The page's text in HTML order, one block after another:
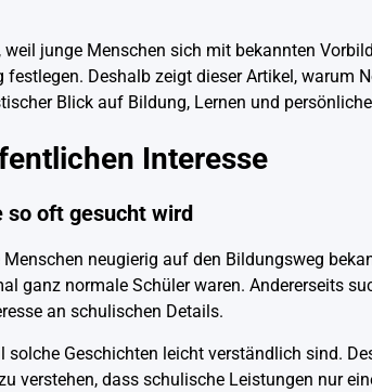
weil junge Menschen sich mit bekannten
Deshalb zeigt dieser Artikel, warum
Blick auf Bildung, Lernen und
Interesse
so oft gesucht wird
neugierig auf den Bildungsweg
ganz normale Schüler waren. Andererseits
an schulischen Details.
Geschichten leicht verständlich sind.
verstehen, dass schulische Leistungen nur